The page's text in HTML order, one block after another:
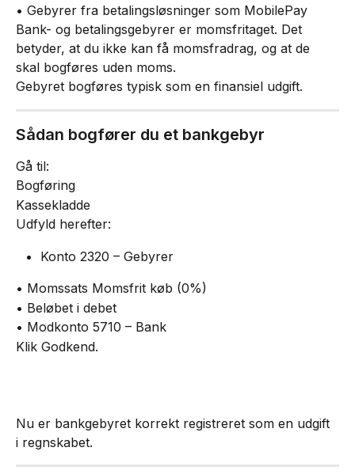
• Gebyrer fra betalingsløsninger som MobilePay
Bank- og betalingsgebyrer er momsfritaget. Det
betyder, at du ikke kan få momsfradrag, og at de
skal bogføres uden moms.
Gebyret bogføres typisk som en finansiel udgift.
Sådan bogfører du et bankgebyr
Gå til:
Bogføring
Kassekladde
Udfyld herefter:
Konto 2320 – Gebyrer
• Momssats Momsfrit køb (0%)
• Beløbet i debet
• Modkonto 5710 – Bank
Klik Godkend.
Nu er bankgebyret korrekt registreret som en udgift
i regnskabet.